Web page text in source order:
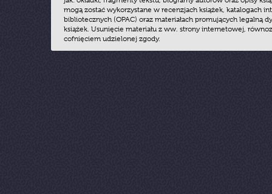
mogą zostać wykorzystane w recenzjach książek, katalogach
bibliotecznych (OPAC) oraz materiałach promujących legalną
książek. Usunięcie materiału z ww. strony internetowej,
cofnięciem udzielonej zgody.